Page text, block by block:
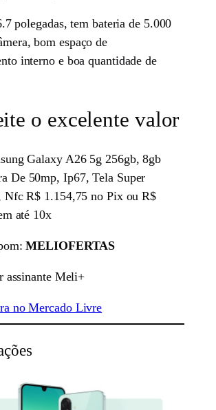
polegadas, tem bateria de 5.000
bom espaço de
interno e boa quantidade de
o excelente valor
Galaxy A26 5g 256gb, 8gb
De 50mp, Ip67, Tela Super
Nfc R$ 1.154,75 no Pix ou R$
até 10x
MELIOFERTAS
assinante Meli+
no Mercado Livre